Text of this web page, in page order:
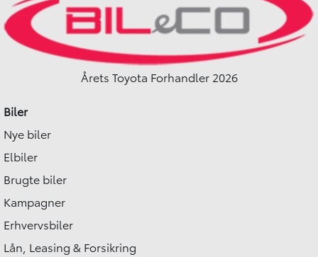
Årets Toyota Forhandler 2026
Biler
Nye biler
Elbiler
Brugte biler
Kampagner
Erhvervsbiler
Lån, Leasing & Forsikring